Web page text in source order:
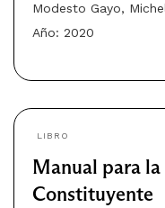
Modesto Gayo,
Año: 2020
LIBRO
Manual para
Constituyente